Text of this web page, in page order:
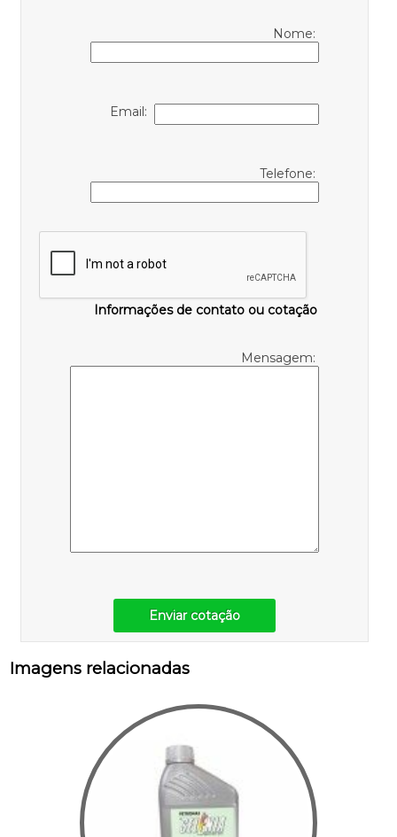
Nome:
Email:
Telefone:
Informações de contato ou cotação
Mensagem:
Enviar cotação
Imagens relacionadas